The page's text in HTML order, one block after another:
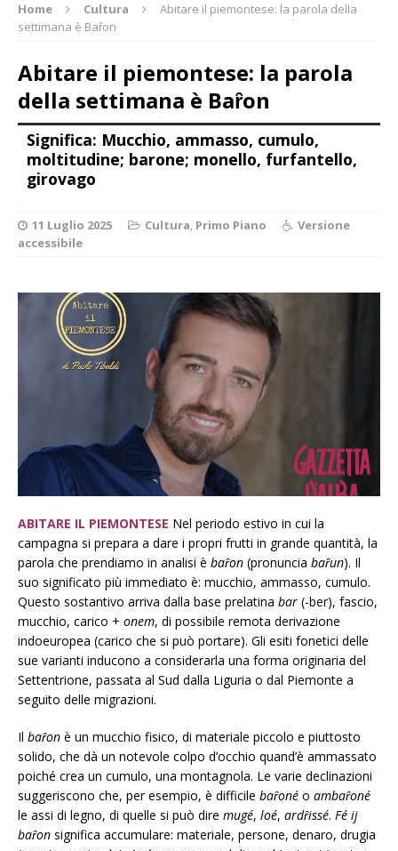
Home Cultura
Abitare il piemontese: la parola della
settimana è Baȓon
Abitare il piemontese: la parola
della settimana è Baȓon
Significa: Mucchio, ammasso, cumulo,
moltitudine; barone; monello, furfantello,
girovago
11 Luglio 2025 Cultura, Primo Piano
Versione
accessibile
ABITARE IL PIEMONTESE Nel periodo estivo in cui la
campagna si prepara a dare i propri frutti in grande quantità, la
parola che prendiamo in analisi è baȓon (pronuncia baȓun). Il
suo significato più immediato è: mucchio, ammasso, cumulo.
Questo sostantivo arriva dalla base prelatina bar (-ber), fascio,
mucchio, carico + onem, di possibile remota derivazione
indoeuropea (carico che si può portare). Gli esiti fonetici delle
sue varianti inducono a considerarla una forma originaria del
Settentrione, passata al Sud dalla Liguria o dal Piemonte a
seguito delle migrazioni.
Il baȓon è un mucchio fisico, di materiale piccolo e piuttosto
solido, che dà un notevole colpo d’occhio quand’è ammassato
poiché crea un cumulo, una montagnola. Le varie declinazioni
suggeriscono che, per esempio, è difficile baȓoné o ambaȓoné
le assi di legno, di quelle si può dire mugé, loé, ardȓissé. Fé ij
baȓon significa accumulare: materiale, persone, denaro, drugia